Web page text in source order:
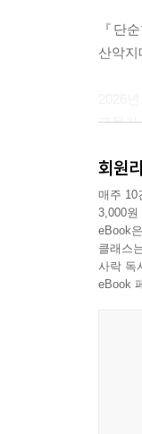
이런
껴입
나에게
에 대
는 도
앞에
새 내
나는
『단
산악지
고물
저자
사회적
파이
문제
“도
회원
매주 10
3,000원
eBook
클래스
사락 독
eBook